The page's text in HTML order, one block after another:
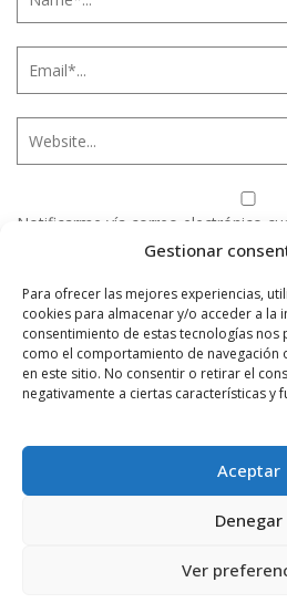
Gestionar
Para ofrecer las mejores experiencias,
cookies para almacenar y/o acceder a la
consentimiento de estas tecnologías
como el comportamiento de navegación
en este sitio. No consentir o retirar el
negativamente a ciertas características y
Aceptar
Denegar
Ver
Notificarme vía correo electrónico
Este sitio usa Akismet
cómo se procesan los